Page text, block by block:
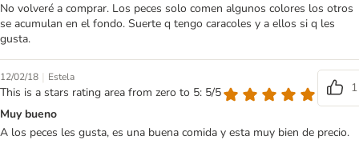
No volveré a comprar. Los peces solo comen algunos colores los otros
se acumulan en el fondo. Suerte q tengo caracoles y a ellos si q les
gusta.
12/02/18 | Estela
This is a stars rating area from zero to 5: 5/5
1
Muy bueno
A los peces les gusta, es una buena comida y esta muy bien de precio.